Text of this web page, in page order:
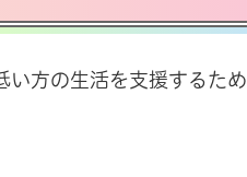
方の生活を支援するため